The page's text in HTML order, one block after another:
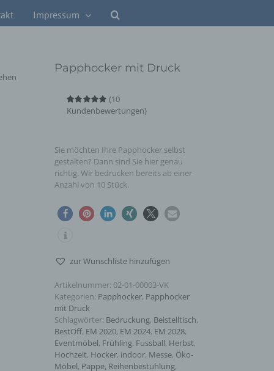
Impressum
Papphocker mit Druck
Bewertet
10
(10
Kundenbewertungen)
Sie möchten Ihre Papphocker selbst
gestalten? Dann sind Sie hier genau
richtig. Wir bedrucken bereits ab einer
Anzahl von 10 Stück.
zur Wunschliste hinzufügen
Artikelnummer: 02-01-00003-VK
Kategorien: Papphocker, Papphocker
mit Druck
Schlagwörter: Bedruckung, Beistelltisch,
BestOff, EM 2020, EM 2024, EM 2028,
Eventmöbel, Frühling, Fussball, Herbst,
Hochzeit, Hocker, indoor, Messe, Öko-
Möbel, Pappe, Reihenbestuhlung,